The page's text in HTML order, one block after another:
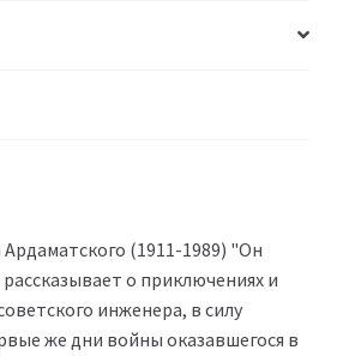
(1911-1989) "Он
о приключениях и
инженера, в силу
же дни войны оказавшегося в